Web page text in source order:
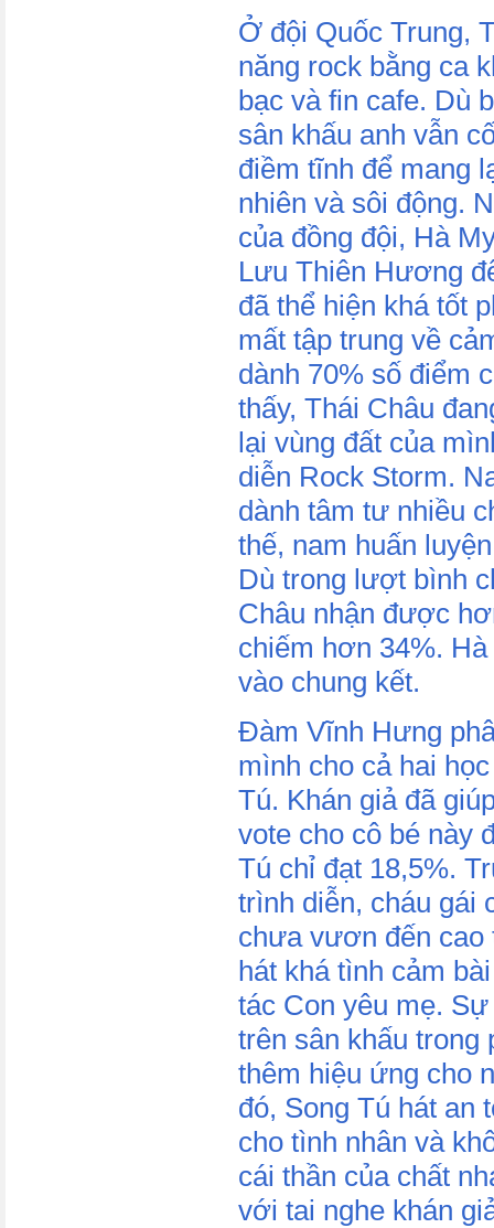
Ở đội Quốc Trung,
năng rock bằng ca
bạc và fin cafe. Dù
sân khấu anh vẫn
điềm tĩnh để mang
nhiên và sôi động.
của đồng đội, Hà
Lưu Thiên Hương
đã thể hiện khá tốt
mất tập trung về
dành 70% số điểm
thấy, Thái Châu
lại vùng đất của
diễn Rock Storm.
dành tâm tư nhiều
thế, nam huấn
Dù trong lượt bình
Châu nhận được
chiếm hơn 34%.
vào chung kết.
Đàm Vĩnh Hưng
mình cho cả hai
Tú. Khán giả đã
vote cho cô bé này
Tú chỉ đạt 18,5%.
trình diễn, cháu gái
chưa vươn đến cao
hát khá tình cảm
tác Con yêu mẹ.
trên sân khấu trong
thêm hiệu ứng cho
đó, Song Tú hát an
cho tình nhân và
cái thần của chất
với tai nghe khán